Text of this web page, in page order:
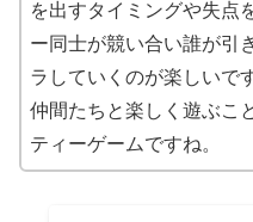
を出すタイミングや失点
ー同士が競い合い誰が引
ラしていくのが楽しいで
仲間たちと楽しく遊ぶこ
ティーゲームですね。